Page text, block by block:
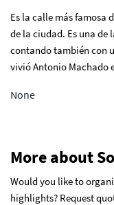
Es la calle más famosa
de la ciudad. Es una de
contando también con
vivió Antonio Machado
None
More about
Would you like to
highlights? Request